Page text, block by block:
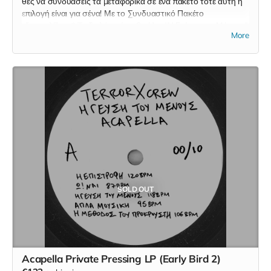
επιλογή είναι για σένα! Με το Συνδυαστικό Πακέτο
(2LP) * Το μαύρο βινύλιο "Η Γεύση του Μένους" (12" Remix
του Μένους" (2LP) * To διπλό μαύρο βινύλιο "Η Γεύση του
Μένους - Instrumentals" (2LP) * Το λεύκό βινύλιο "Η Γεύση
του Μένους" (12" Remix Maxi Single)
More
SOLD OUT
Acapella Private Pressing LP (Early Bird 2)